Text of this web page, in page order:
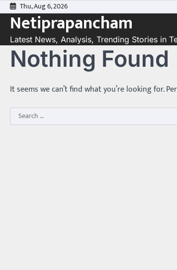
Skip
to
content
Thu, Aug 6, 2026
Netiprapancham
Latest News, Analysis, Trending Stories in
Nothing Found
It seems we can’t find what you’re looking for.
Search
for: